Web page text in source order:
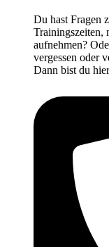
Du hast Fragen
Trainingszeiten,
aufnehmen?
vergessen oder
Dann bist du